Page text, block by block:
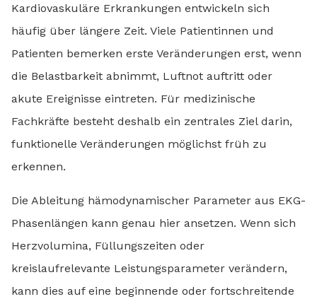
Kardiovaskuläre Erkrankungen entwickeln sich
häufig über längere Zeit. Viele Patientinnen und
Patienten bemerken erste Veränderungen erst, wenn
die Belastbarkeit abnimmt, Luftnot auftritt oder
akute Ereignisse eintreten. Für medizinische
Fachkräfte besteht deshalb ein zentrales Ziel darin,
funktionelle Veränderungen möglichst früh zu
erkennen.
Die Ableitung hämodynamischer Parameter aus EKG-
Phasenlängen kann genau hier ansetzen. Wenn sich
Herzvolumina, Füllungszeiten oder
kreislaufrelevante Leistungsparameter verändern,
kann dies auf eine beginnende oder fortschreitende